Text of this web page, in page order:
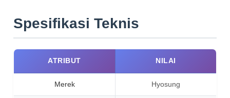
Spesifikasi Teknis
ATRIBUT NILAI
Merek Hyosung